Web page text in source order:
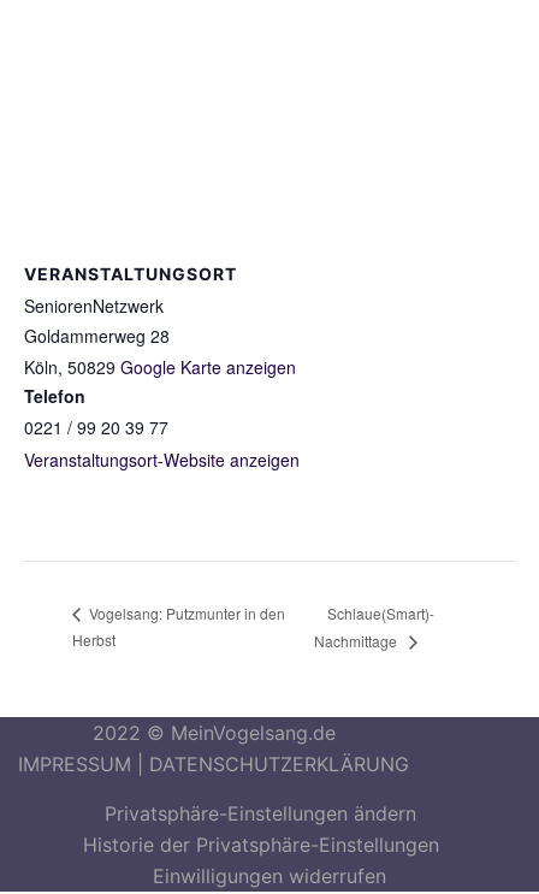
VERANSTALTUNGSORT
SeniorenNetzwerk
Goldammerweg 28
Köln, 50829 Google Karte anzeigen
Telefon
0221 / 99 20 39 77
Veranstaltungsort-Website anzeigen
Vogelsang: Putzmunter in den
Herbst
Schlaue(Smart)-
Nachmittage
2022 © MeinVogelsang.de
IMPRESSUM
DATENSCHUTZERKLÄRUNG
Privatsphäre-Einstellungen ändern
Historie der Privatsphäre-Einstellungen
Einwilligungen widerrufen